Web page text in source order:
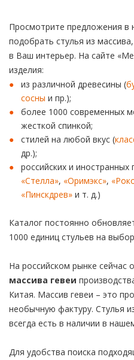
Просмотрите предложения в
подобрать стулья из
в Ваш интерьер. На сайте
изделия:
из различной древесины (
сосны и пр.);
более 1000 современных
жесткой спинкой;
стилей на любой вкус (
др.);
российских и иностранных
«Стелла», «Оримэкс»,
«Пинскдрев» и т. д.)
Каталог постоянно
1000 единиц стульев на
На российском рынке сейчас
массива гевеи
Китая. Массив гевеи – это
необычную фактуру. Стулья
всегда есть в наличии в
Для удобства поиска